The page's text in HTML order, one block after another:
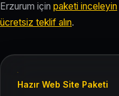
Erzurum için paketi inceleyin
ücretsiz teklif alın.
Hazır Web Site Paketi